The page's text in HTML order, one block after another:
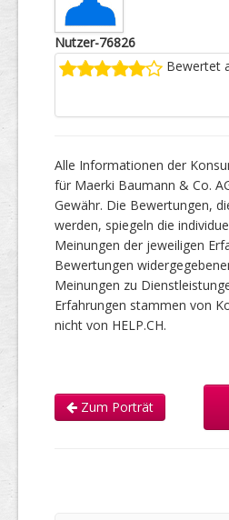
Nutzer-76826
Bewertet
Alle Informationen der
für Maerki Baumann & Co.
Gewähr. Die Bewertungen,
werden, spiegeln die
Meinungen der jeweiligen
Bewertungen
Meinungen zu
Erfahrungen stammen von
nicht von HELP.CH.
Zum Porträt